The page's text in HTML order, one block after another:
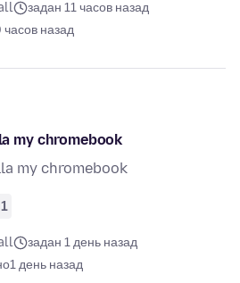
задан 11 часов назад
часов назад
my chromebook
my chromebook
1
задан 1 день назад
1 день назад